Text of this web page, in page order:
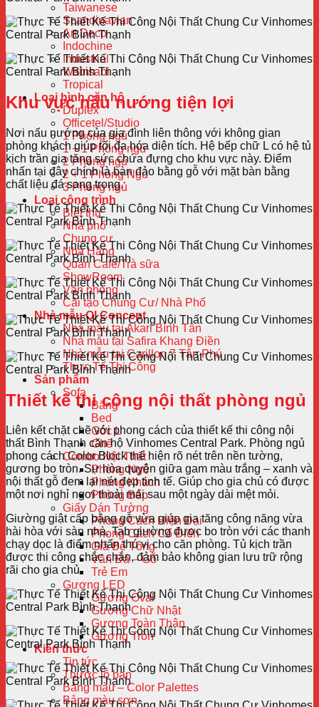
Taiwanese
Scandinavian
Art Deco
Indochine
Industrial
Wabisabi
Tropical
Loại hình căn hộ
Duplex
Officetel/Studio
1 Phòng ngủ
1 + 1 Phòng ngủ
2 Phòng ngủ
2 + 1 Phòng Ngủ
3 Phòng ngủ
Loại công trình
Biệt thự
Nhà phố
Chung cư
Nhà Hàng
Quán Cafe/Trà sữa
ShowRoom
Văn phòng
Cải tạo Chung Cư/ Nhà Phố
Nhà mẫu QI Concept
Nhà mẫu tại Akari Bình Tân
Nhà mẫu tại Safira Khang Điền
Nhà mẫu tại Carillon 7 Tân Phú
Thực Tế Thi Công
Sản phẩm
Sofa
Băng
Bed
Góc L
Ghế
Combo Nội Thất
Phòng Ngủ
Phòng Khách
Phòng Bếp
Giấy Dán Tường
Phong Cách Hiện Đại
Phong Cách Cổ Điển
Giả Bê Tông
Vân Đá – Gỗ
Trẻ Em
Gương LED
Gương Oval
Gương Chữ Nhật
Gương Toàn Thân
Gương Tròn
Kiến thức
Tin tức
Thước lỗ ban
Bảng màu – Color Palettes
Bảng màu sơn
Khu vực nấu nướng tiện lợi
Nơi nấu nướng của gia đình liên thông với không gian
phòng khách giúp tối đa hóa diện tích. Hệ bếp chữ L có hệ tủ
kịch trần gia tăng sức chứa đựng cho khu vực này. Điểm
nhấn tại đây chính là bàn đảo bằng gỗ với mặt bàn bằng
chất liệu đá sang trọng.
Thiết kế thi công nội thất phòng ngủ
Liên kết chặt chẽ với phong cách của thiết kế thi công nội
thất Bình Thạnh căn hộ Vinhomes Central Park. Phòng ngủ
phong cách Color Block thể hiện rõ nét trên nền tường,
gương bo tròn. Sự hòa quyện giữa gam màu trắng – xanh và
nội thất gỗ đem lại nét đẹp tinh tế. Giúp cho gia chủ có được
một nơi nghỉ ngơi thoải mái sau một ngày dài mệt mỏi.
Giường giật cấp bằng gỗ vừa giúp gia tăng công năng vừa
hài hòa với sàn nhà. Tab giường được bo tròn với các thanh
chạy dọc là điểm nhấn thú vị cho căn phòng. Tủ kịch trần
được thi công chắc chắn, đảm bảo không gian lưu trữ rộng
rãi cho gia chủ.